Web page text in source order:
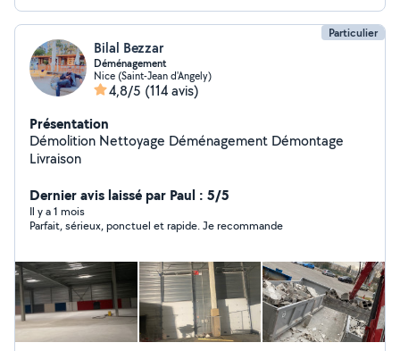
Particulier
Bilal Bezzar
Déménagement
Nice (Saint-Jean d'Angely)
4,8/5 (114 avis)
Présentation
Démolition Nettoyage Déménagement Démontage
Livraison
Dernier avis laissé par Paul : 5/5
Il y a 1 mois
Parfait, sérieux, ponctuel et rapide. Je recommande